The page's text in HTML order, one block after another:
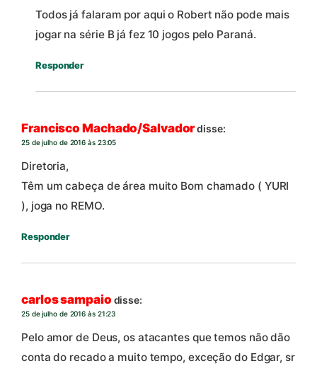
Todos já falaram por aqui o Robert não pode mais
jogar na série B já fez 10 jogos pelo Paraná.
Responder
Francisco Machado/Salvadordisse:
25 de julho de 2016 às 23:05
Diretoria,
Têm um cabeça de área muito Bom chamado ( YURI
), joga no REMO.
Responder
carlos sampaio disse:
25 de julho de 2016 às 21:23
Pelo amor de Deus, os atacantes que temos não dão
conta do recado a muito tempo, exceção do Edgar, sr